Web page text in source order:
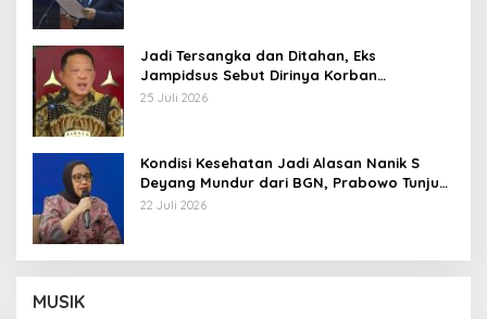
Jadi Tersangka dan Ditahan, Eks
Jampidsus Sebut Dirinya Korban
Kriminalisasi
25 Juli 2026
Kondisi Kesehatan Jadi Alasan Nanik S
Deyang Mundur dari BGN, Prabowo Tunjuk
Wamentan Sudaryono
22 Juli 2026
MUSIK